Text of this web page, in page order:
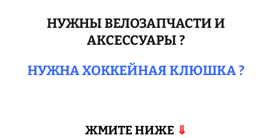
ИЩИТЕ СТРАХОВОЧНЫЕ ПРИВЯЗИ,
СТРОПЫ В ПАВЛОВО ?
НУЖНЫ ВЕЛОЗАПЧАСТИ И
НУЖНА ХОККЕЙНАЯ КЛЮШКА ?